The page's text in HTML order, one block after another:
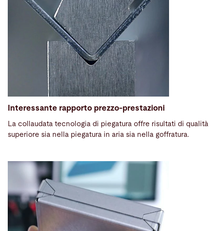
Interessante rapporto prezzo-prestazioni
La collaudata tecnologia di piegatura offre risultati di qualità
superiore sia nella piegatura in aria sia nella goffratura.